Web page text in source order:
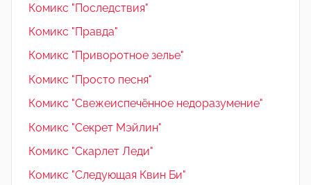
Комикс "Последствия"
Комикс "Правда"
Комикс "Приворотное зелье"
Комикс "Просто песня"
Комикс "Свежеиспечённое недоразумение"
Комикс "Секрет Мэйлин"
Комикс "Скарлет Леди"
Комикс "Следующая Квин Би"